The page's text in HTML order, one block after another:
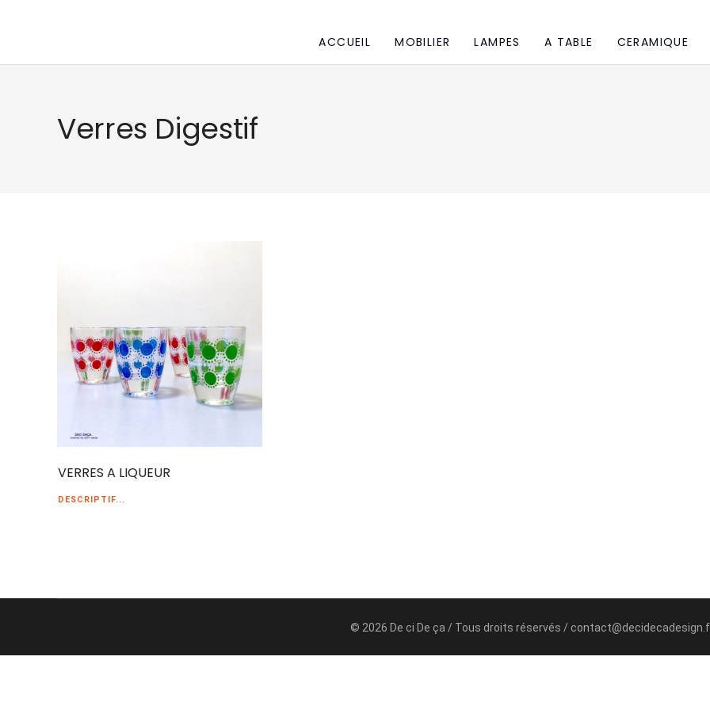
ACCUEIL MOBILIER LAMPES A TABLE CERAMIQUE
Verres Digestif
VERRES A LIQUEUR
DESCRIPTIF...
© 2026 De ci De ça / Tous droits réservés /